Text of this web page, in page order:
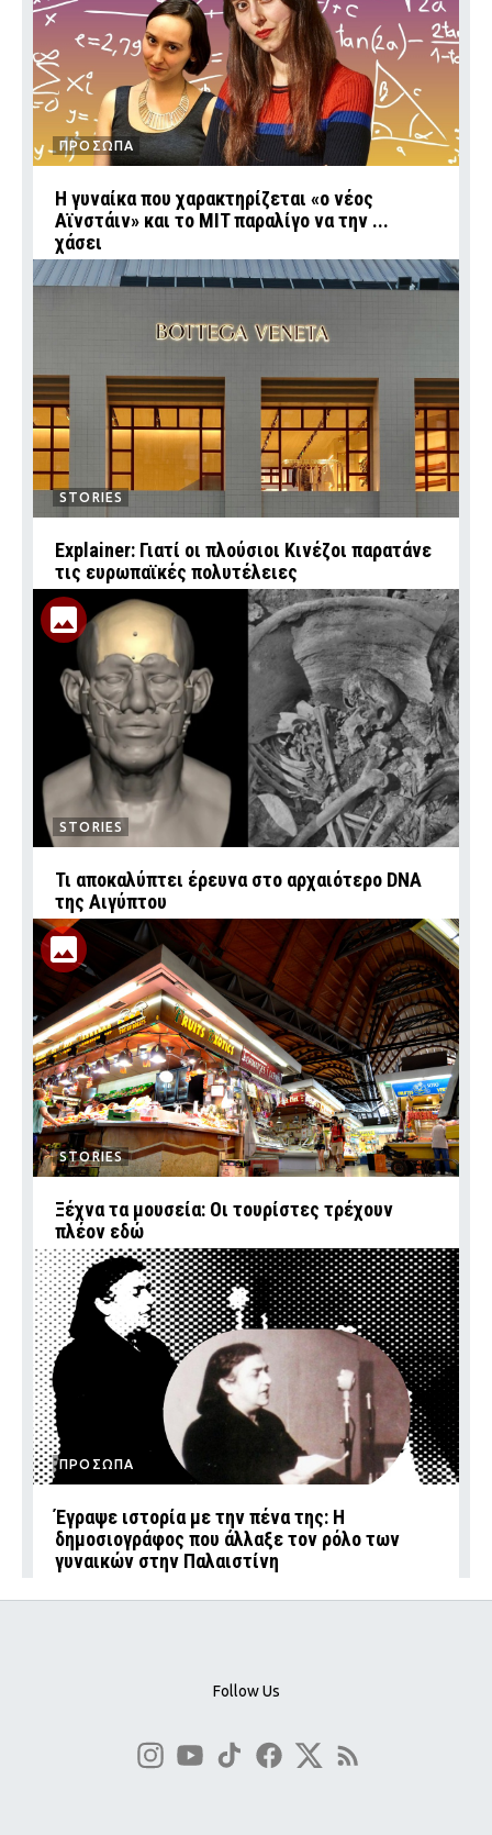
ΠΡΟΣΩΠΑ
Η γυναίκα που χαρακτηρίζεται «ο νέος
Αϊνστάιν» και το MIT παραλίγο να την ...
χάσει
STORIES
Explainer: Γιατί οι πλούσιοι Κινέζοι παρατάνε
τις ευρωπαϊκές πολυτέλειες
STORIES
Τι αποκαλύπτει έρευνα στο αρχαιότερο DNA
της Αιγύπτου
STORIES
Ξέχνα τα μουσεία: Οι τουρίστες τρέχουν
πλέον εδώ
ΠΡΟΣΩΠΑ
Έγραψε ιστορία με την πένα της: Η
δημοσιογράφος που άλλαξε τον ρόλο των
γυναικών στην Παλαιστίνη
Follow Us